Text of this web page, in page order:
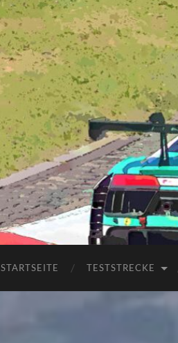
STARTSEITE TESTSTRECKE